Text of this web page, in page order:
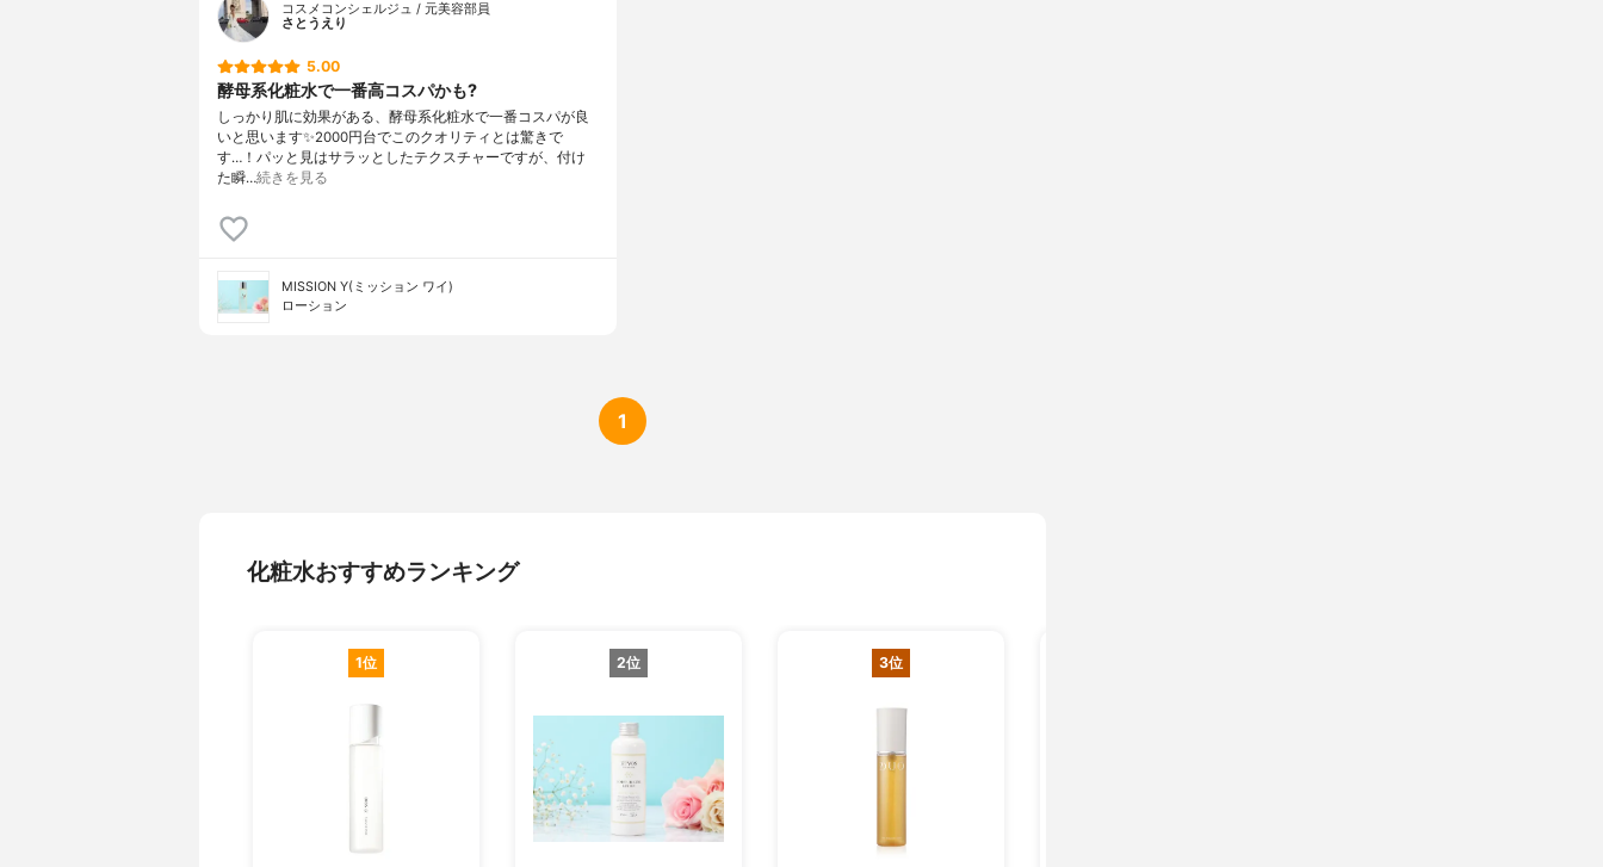
コスメコンシェルジュ / 元美容部員
さとうえり
5.00
酵母系化粧水で一番高コスパかも?
しっかり肌に効果がある、酵母系化粧水で一番コスパが良
いと思います✨2000円台でこのクオリティとは驚きで
す…！パッと見はサラッとしたテクスチャーですが、付け
た瞬…続きを見る
MISSION Y(ミッション ワイ)
ローション
1
化粧水おすすめランキング
1位 2位 3位